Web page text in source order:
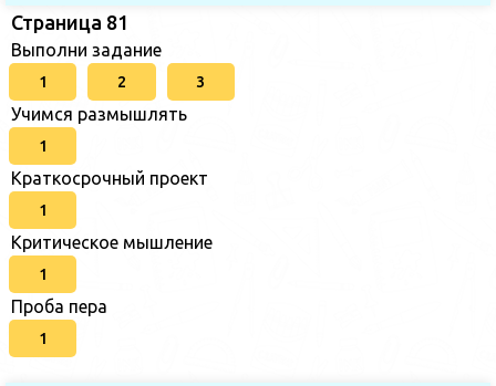
Страница 81
Выполни задание
1 2 3
Учимся размышлять
1
Краткосрочный проект
1
Критическое мышление
1
Проба пера
1